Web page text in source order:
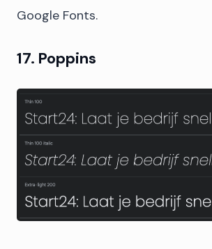
Google Fonts.
17. Poppins